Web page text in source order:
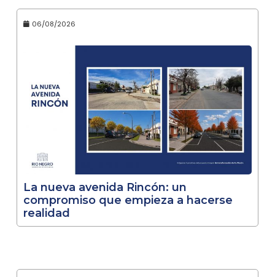
06/08/2026
La nueva avenida Rincón: un
compromiso que empieza a hacerse
realidad